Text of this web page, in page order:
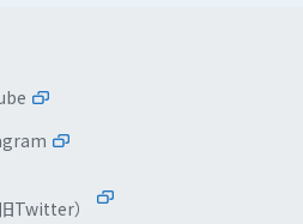
Twitter）